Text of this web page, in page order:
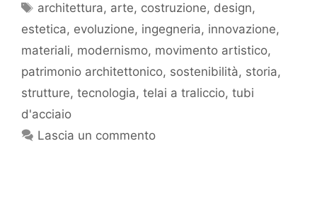
architettura, arte, costruzione, design,
estetica, evoluzione, ingegneria, innovazione,
materiali, modernismo, movimento artistico,
patrimonio architettonico, sostenibilità, storia,
strutture, tecnologia, telai a traliccio, tubi
d'acciaio
Lascia un commento